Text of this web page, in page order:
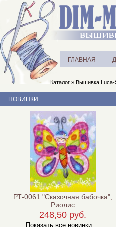
ГЛАВНАЯ
Каталог » Вышивка Luca-
НОВИНКИ
РТ-0061 "Сказочная бабочка",
Риолис
248,50 руб.
Показать все новинки ...